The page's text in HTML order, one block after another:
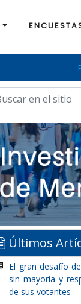
Últimos
El gran desafío
sin mayoría y
de sus votantes